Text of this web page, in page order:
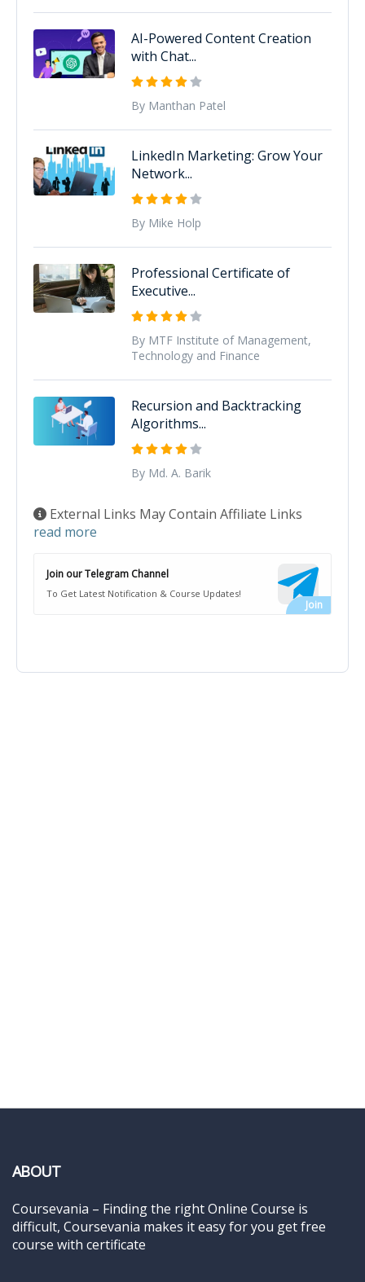
AI-Powered Content Creation
with Chat...
By Manthan Patel
LinkedIn Marketing: Grow Your
Network...
By Mike Holp
Professional Certificate of
Executive...
By MTF Institute of Management,
Technology and Finance
Recursion and Backtracking
Algorithms...
By Md. A. Barik
External Links May Contain Affiliate Links
read more
Join our Telegram Channel
To Get Latest Notification & Course Updates!
ABOUT
Coursevania – Finding the right Online Course is
difficult, Coursevania makes it easy for you get free
course with certificate